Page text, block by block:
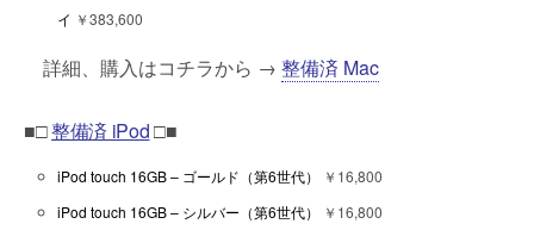
イ ￥383,600
詳細、購入はコチラから → 整備済 Mac
■□整備済 iPod□■
iPod touch 16GB – ゴールド（第6世代）
￥16,800
iPod touch 16GB – シルバー（第6世代）
￥16,800